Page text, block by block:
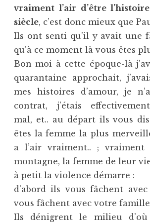
vraiment l’air d’être
siècle, c’est donc mieux que
Ils ont senti qu’il y avait une
qu’à ce moment là vous êtes
Bon moi à cette époque-là
quarantaine approchait,
mes histoires d’amour, je
contrat, j’étais effectivement
mal, et.. au départ ils vous
êtes la femme la plus
a l’air vraiment.. ; vraiment
montagne, la femme de leur
à petit la violence démarre :
d’abord ils vous fâchent
vous fâchent avec votre famille
Ils dénigrent le milieu d’où